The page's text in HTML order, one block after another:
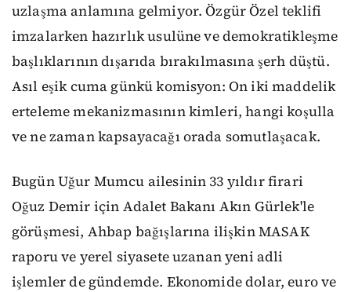
uzlaşma anlamına gelmiyor. Özgür Özel teklifi
imzalarken hazırlık usulüne ve demokratikleşme
başlıklarının dışarıda bırakılmasına şerh düştü.
Asıl eşik cuma günkü komisyon: On iki maddelik
erteleme mekanizmasının kimleri, hangi koşulla
ve ne zaman kapsayacağı orada somutlaşacak.
Bugün Uğur Mumcu ailesinin 33 yıldır firari
Oğuz Demir için Adalet Bakanı Akın Gürlek'le
görüşmesi, Ahbap bağışlarına ilişkin MASAK
raporu ve yerel siyasete uzanan yeni adli
işlemler de gündemde. Ekonomide dolar, euro ve